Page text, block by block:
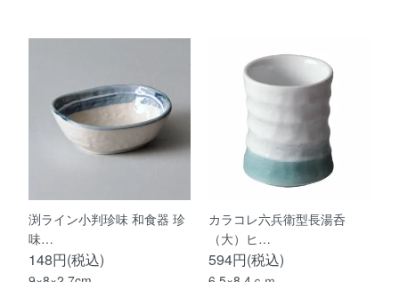
渕ライン小判珍味 和食器 珍
味…
148円(税込)
カラコレ六兵衛型長湯呑
（大）ヒ…
594円(税込)